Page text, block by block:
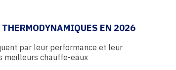
EN 2026
par leur performance et leur
meilleurs chauffe-eaux